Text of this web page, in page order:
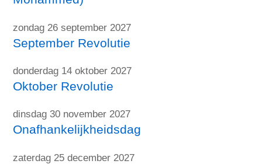
zondag 26 september 2027
September Revolutie
donderdag 14 oktober 2027
Oktober Revolutie
dinsdag 30 november 2027
Onafhankelijkheidsdag
zaterdag 25 december 2027